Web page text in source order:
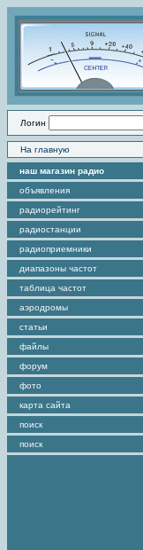
Логин
На главную
наш магазин радио
объявления
радиорейтинг
радиостанции
радиоприемники
диапазоны частот
таблица частот
аэродромы
статьи
файлы
форум
фото
карта сайта
поиск
поиск